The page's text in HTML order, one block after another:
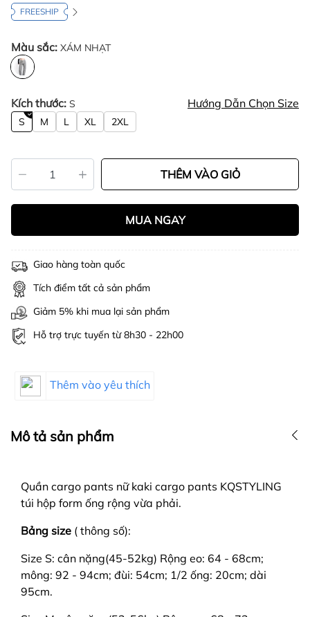
FREESHIP
Màu sắc: XÁM NHẠT
Kích thước: S Hướng Dẫn Chọn Size
S M L XL 2XL
THÊM VÀO GIỎ
MUA NGAY
Giao hàng toàn quốc
Tích điểm tất cả sản phẩm
Giảm 5% khi mua lại sản phẩm
Hỗ trợ trực tuyến từ 8h30 - 22h00
Thêm vào yêu thích
Mô tả sản phẩm
Quần cargo pants nữ kaki cargo pants KQSTYLING
túi hộp form ống rộng vừa phải.
Bảng size ( thông số):
Size S: cân nặng(45-52kg) Rộng eo: 64 - 68cm;
mông: 92 - 94cm; đùi: 54cm; 1/2 ống: 20cm; dài
95cm.